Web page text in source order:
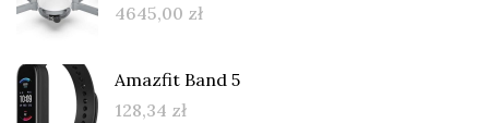
4645,00 zł
Amazfit Band 5
128,34 zł